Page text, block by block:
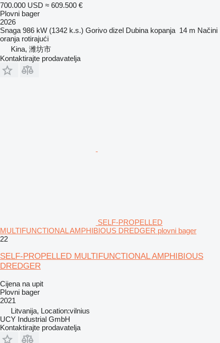
700.000 USD ≈ 609.500 €
Plovni bager
2026
Snaga 986 kW (1342 k.s.) Gorivo dizel Dubina kopanja 14 m Načini
oranja rotirajući
Kina, 潍坊市
Kontaktirajte prodavatelja
SELF-PROPELLED
MULTIFUNCTIONAL AMPHIBIOUS DREDGER plovni bager
22
SELF-PROPELLED MULTIFUNCTIONAL AMPHIBIOUS
DREDGER
Cijena na upit
Plovni bager
2021
Litvanija, Location:vilnius
UCY Industrial GmbH
Kontaktirajte prodavatelja